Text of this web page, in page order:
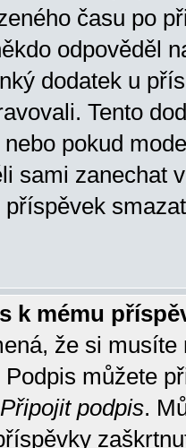
času po
odpověděl
dodatek u
Tento
pokud
sami zanechat
k mému
že si
Podpis můžete
Připojit podpis.